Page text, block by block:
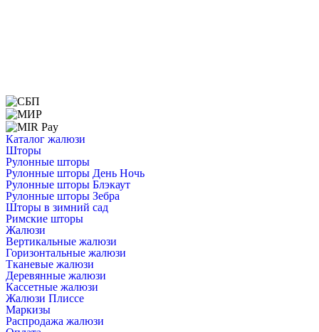
Каталог жалюзи
Шторы
Рулонные шторы
Рулонные шторы День Ночь
Рулонные шторы Блэкаут
Рулонные шторы Зебра
Шторы в зимний сад
Римские шторы
Жалюзи
Вертикальные жалюзи
Горизонтальные жалюзи
Тканевые жалюзи
Деревянные жалюзи
Кассетные жалюзи
Жалюзи Плиссе
Маркизы
Распродажа жалюзи